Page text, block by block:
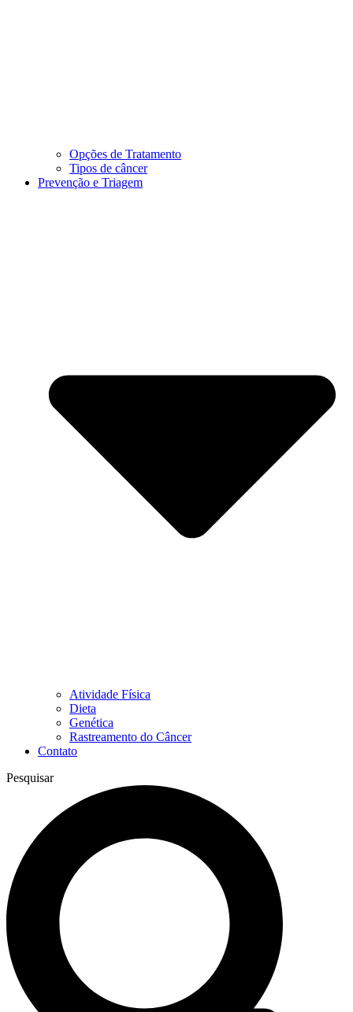
Opções de Tratamento
Tipos de câncer
Prevenção e Triagem
Atividade Física
Dieta
Genética
Rastreamento do Câncer
Contato
Pesquisar